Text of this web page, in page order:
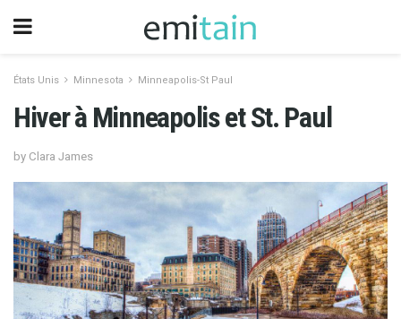
États Unis Minnesota Minneapolis-St Paul
Hiver à Minneapolis et St. Paul
by Clara James